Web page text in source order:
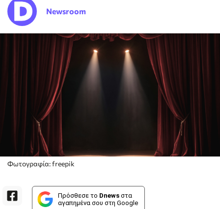
Newsroom
Φωτογραφία: freepik
Πρόσθεσε το Dnews στα
αγαπημένα σου στη Google